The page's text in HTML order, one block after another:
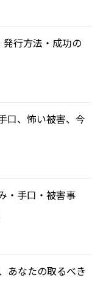
行方法・成功の
口、怖い被害、今
・手口・被害事
あなたの取るべき